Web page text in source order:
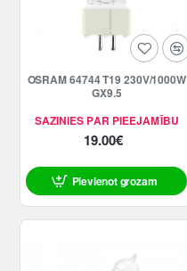
SAZINIES PAR PIEEJAMĪBU
OSRAM 64744 T19 230V/1000W
GX9.5
19.00€
Pievienot grozam